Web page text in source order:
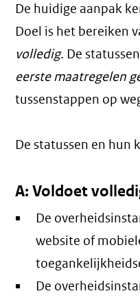
De huidige aanpak
Doel is het bereiken
volledig. De statussen
eerste maatregelen
tussenstappen op
De statussen en hun
A: Voldoet
De
website of
De